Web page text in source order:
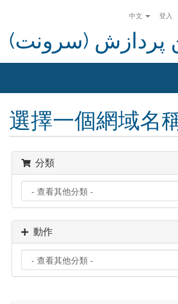
中文 登入
پردازش (سرونت)
選擇一個網域名
分類
動作